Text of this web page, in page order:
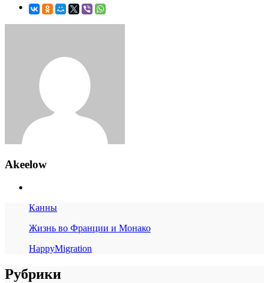
Akeelow
Канны
Жизнь во Франции и Монако
HappyMigration
Рубрики